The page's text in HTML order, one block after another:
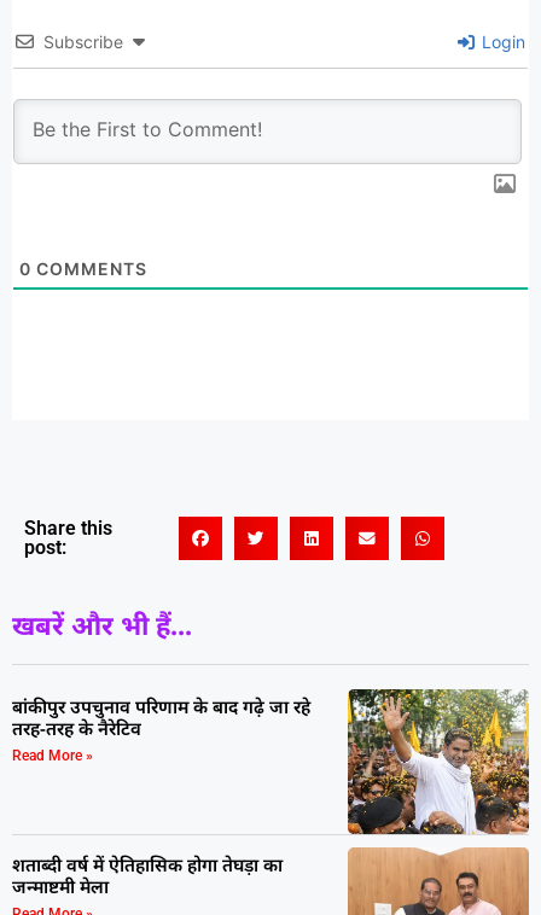
Subscribe Login
0 COMMENTS
Share this
post:
खबरें और भी हैं...
बांकीपुर उपचुनाव परिणाम के बाद गढ़े जा रहे
तरह-तरह के नैरेटिव
Read More »
शताब्दी वर्ष में ऐतिहासिक होगा तेघड़ा का
जन्माष्टमी मेला